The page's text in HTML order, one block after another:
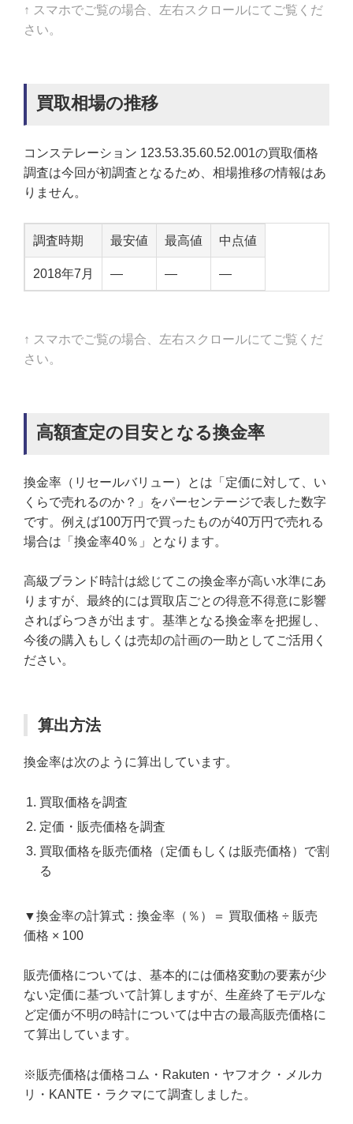
↑ スマホでご覧の場合、左右スクロールにてご覧くだ
さい。
買取相場の推移
コンステレーション 123.53.35.60.52.001の買取価格
調査は今回が初調査となるため、相場推移の情報はあ
りません。
調査時期 最安値 最高値 中点値
2018年7月 — — —
↑ スマホでご覧の場合、左右スクロールにてご覧くだ
さい。
高額査定の目安となる換金率
換金率（リセールバリュー）とは「定価に対して、い
くらで売れるのか？」をパーセンテージで表した数字
です。例えば100万円で買ったものが40万円で売れる
場合は「換金率40％」となります。
高級ブランド時計は総じてこの換金率が高い水準にあ
りますが、最終的には買取店ごとの得意不得意に影響
さればらつきが出ます。基準となる換金率を把握し、
今後の購入もしくは売却の計画の一助としてご活用く
ださい。
算出方法
換金率は次のように算出しています。
買取価格を調査
定価・販売価格を調査
買取価格を販売価格（定価もしくは販売価格）で割
る
▼換金率の計算式：換金率（％）＝ 買取価格 ÷ 販売
価格 × 100
販売価格については、基本的には価格変動の要素が少
ない定価に基づいて計算しますが、生産終了モデルな
ど定価が不明の時計については中古の最高販売価格に
て算出しています。
※販売価格は価格コム・Rakuten・ヤフオク・メルカ
リ・KANTE・ラクマにて調査しました。